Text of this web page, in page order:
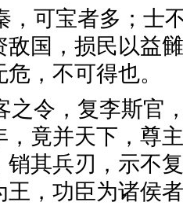
，可宝者多；士
敌国，损民以益
无危，不可得
之令，复李斯官
，竟并天下，尊
销其兵刃，示不
王，功臣为诸侯